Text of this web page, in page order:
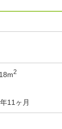
2
11ヶ月